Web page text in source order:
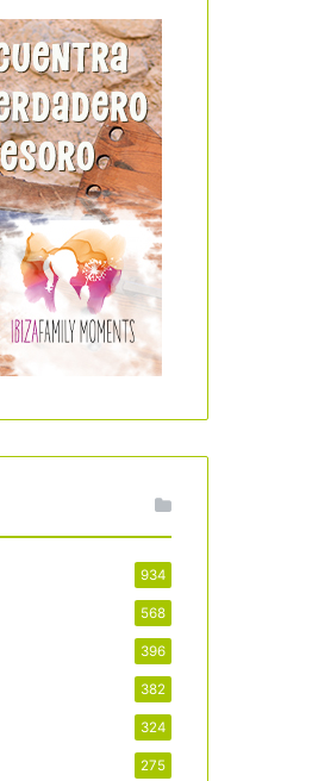
934
568
396
382
324
275